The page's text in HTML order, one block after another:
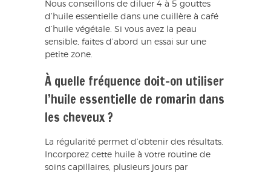
Nous conseillons de diluer 4 à 5 gouttes
d’huile essentielle dans une cuillère à café
d’huile végétale. Si vous avez la peau
sensible, faites d’abord un essai sur une
petite zone.
À quelle fréquence doit-on utiliser
l’huile essentielle de romarin dans
les cheveux ?
La régularité permet d’obtenir des résultats.
Incorporez cette huile à votre routine de
soins capillaires, plusieurs jours par